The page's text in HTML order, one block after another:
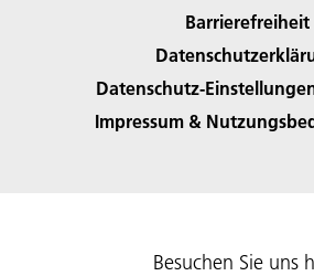
Barrierefreiheit
Datenschutz-
Impressum &
Besuchen Sie uns